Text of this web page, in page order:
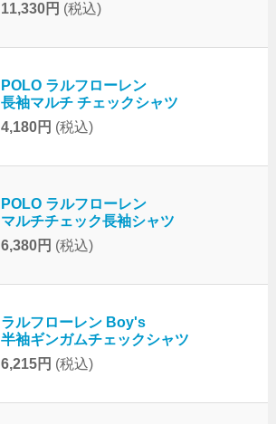
11,330円 (税込)
POLO ラルフローレン
長袖マルチ チェックシャツ
4,180円 (税込)
POLO ラルフローレン
マルチチェック長袖シャツ
6,380円 (税込)
ラルフローレン Boy's
半袖ギンガムチェックシャツ
6,215円 (税込)